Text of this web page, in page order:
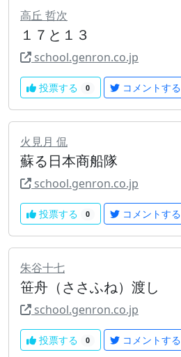
高丘 哲次
１７と１３
school.genron.co.jp
投票する 0 コメントする
火見月 侃
蘇る日本商船隊
school.genron.co.jp
投票する 0 コメントする
朱谷十七
笹舟（ささふね）渡し
school.genron.co.jp
投票する 0 コメントする